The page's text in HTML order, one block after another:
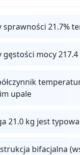
sprawności 21.7%
gęstości mocy
upale
21.0 kg jest
bifacjalna